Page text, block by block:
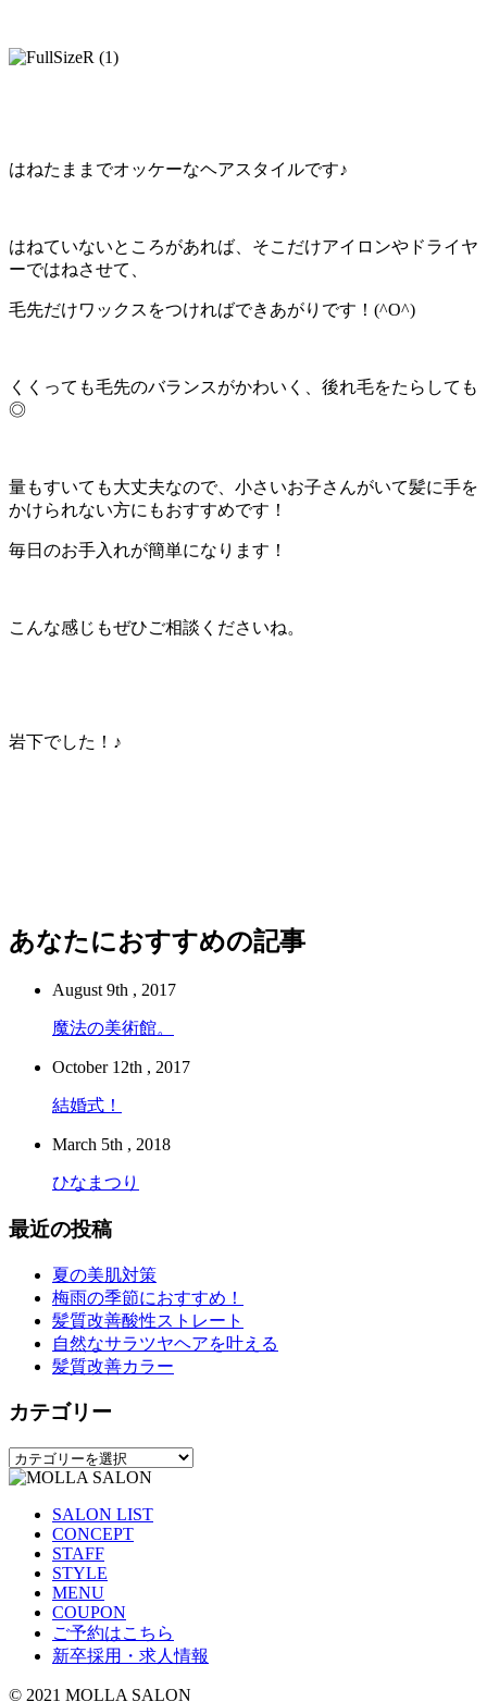
はねたままでオッケーなヘアスタイルです♪
はねていないところがあれば、そこだけアイロンやドライヤ
ーではねさせて、
毛先だけワックスをつければできあがりです！(^O^)
くくっても毛先のバランスがかわいく、後れ毛をたらしても
◎
量もすいても大丈夫なので、小さいお子さんがいて髪に手を
かけられない方にもおすすめです！
毎日のお手入れが簡単になります！
こんな感じもぜひご相談くださいね。
岩下でした！♪
あなたにおすすめの記事
August 9th , 2017
魔法の美術館。
October 12th , 2017
結婚式！
March 5th , 2018
ひなまつり
最近の投稿
夏の美肌対策
梅雨の季節におすすめ！
髪質改善酸性ストレート
自然なサラツヤヘアを叶える
髪質改善カラー
カテゴリー
カ
テ
SALON LIST
CONCEPT
STAFF
STYLE
MENU
COUPON
ご予約はこちら
新卒採用・求人情報
© 2021 MOLLA SALON